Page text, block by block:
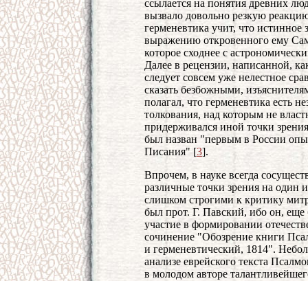
ссылается на понятия древних
вызвало довольно резкую
герменевтика учит, что
выражению откровенного ему
которое сходнее с
Далее в рецензии, написанной,
следует совсем уже нелестное
сказать безбожными,
полагал, что герменевтика есть
толкования, над которым не
придерживался иной точки
был назван "первым в России
Писания" [3].
Впрочем, в науке всегда
различные точки зрения на один
слишком строгими к критику
был прот. Г. Павский, ибо он,
участие в формировании
сочинение "Обозрение книги
и герменевтический, 1814".
анализе еврейского текста
в молодом авторе